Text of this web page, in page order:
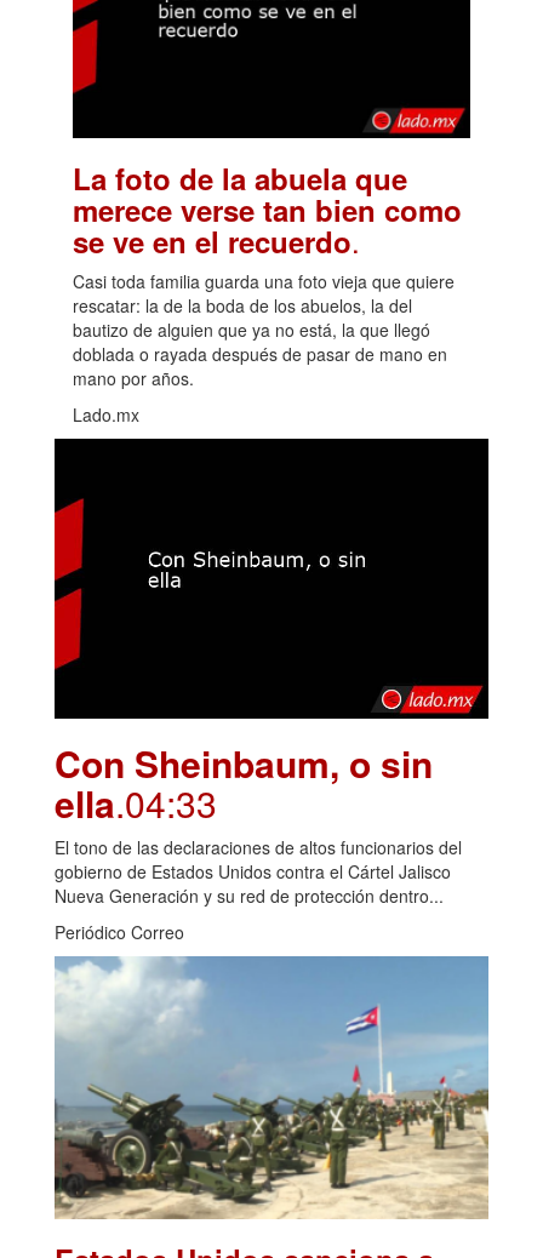
La foto de la abuela que
merece verse tan bien como
se ve en el recuerdo.
Casi toda familia guarda una foto vieja que quiere
rescatar: la de la boda de los abuelos, la del
bautizo de alguien que ya no está, la que llegó
doblada o rayada después de pasar de mano en
mano por años.
Lado.mx
Con Sheinbaum, o sin
ella.04:33
El tono de las declaraciones de altos funcionarios del
gobierno de Estados Unidos contra el Cártel Jalisco
Nueva Generación y su red de protección dentro...
Periódico Correo